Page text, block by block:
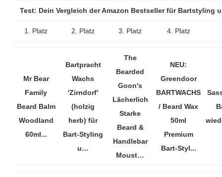
Test: Dein Vergleich der Amazon Bestseller für Bartstyling
1. Platz 2. Platz 3. Platz 4. Platz
Mr Bear
Family
Beard Balm
Woodland
60ml...
Bartpracht
Wachs
'Zirndorf'
(holzig
herb) für
Bart-Styling
u…
The
Bearded
Goon's
Lächerlich
Starke
Beard &
Handlebar
Moust…
NEU:
Greendoor
BARTWACHS
/ Beard Wax
50ml
Premium
Bart-Styl...